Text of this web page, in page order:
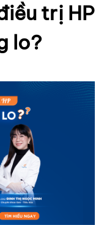
trị HP
lo?